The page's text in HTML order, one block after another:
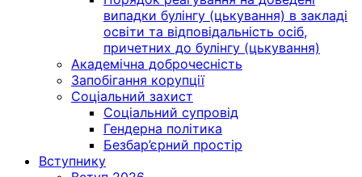
випадки булінгу (цькування) в закладі
освіти та відповідальність осіб,
причетних до булінгу (цькування)
Академічна доброчесність
Запобігання корупції
Соціальний захист
Соціальний супровід
Гендерна політика
Безбар’єрний простір
Вступнику